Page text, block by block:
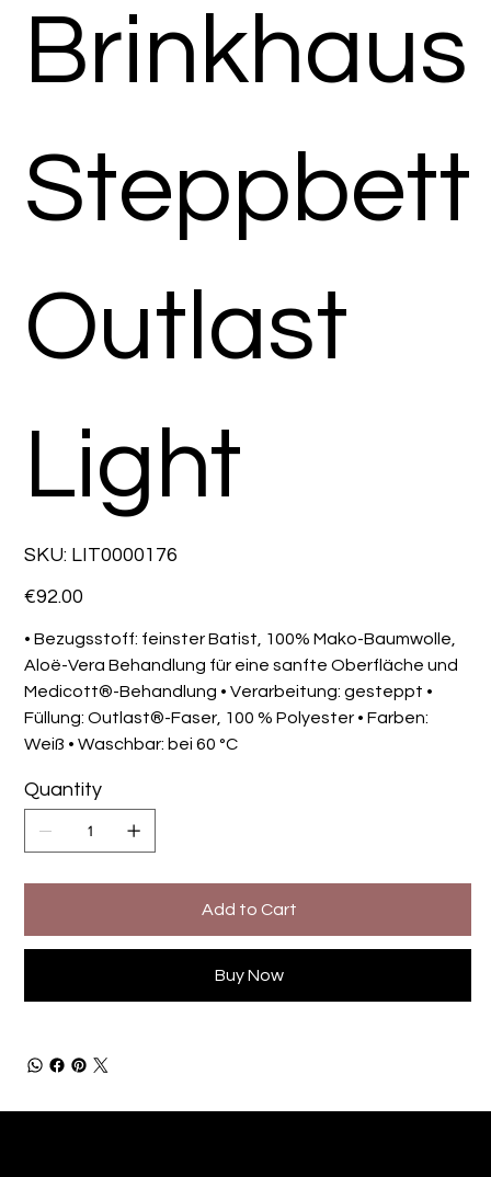
Brinkhaus
Steppbett
Outlast
Light
SKU: SKU
LIT0000176
LIT0000176
Price
€92.00
• Bezugsstoff: feinster Batist, 100% Mako-Baumwolle,
Aloë-Vera Behandlung für eine sanfte Oberfläche und
Medicott®-Behandlung • Verarbeitung: gesteppt •
Füllung: Outlast®-Faser, 100 % Polyester • Farben:
Weiß • Waschbar: bei 60 °C
Quantity
Add to Cart
Buy Now